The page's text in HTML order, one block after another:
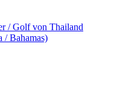
/ Golf von Thailand
/ Bahamas)